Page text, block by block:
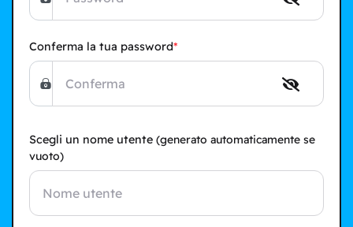
Conferma la tua password
Scegli un nome utente (generato automaticamente se
vuoto)